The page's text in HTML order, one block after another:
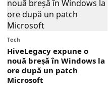
Tech
HiveLegacy expune o
nouă breșă în Windows la
ore după un patch
Microsoft